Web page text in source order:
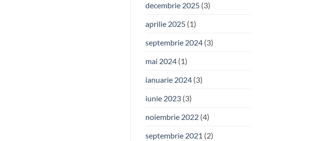
decembrie 2025(3)
aprilie 2025(1)
septembrie 2024(3)
mai 2024(1)
ianuarie 2024(3)
iunie 2023(3)
noiembrie 2022(4)
septembrie 2021 (2)